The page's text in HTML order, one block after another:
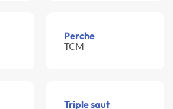
Perche
TCM -
Triple saut